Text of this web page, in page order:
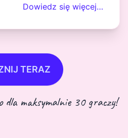
Dowiedz się więcej…
TERAZ
dla maksymalnie 30 graczy!